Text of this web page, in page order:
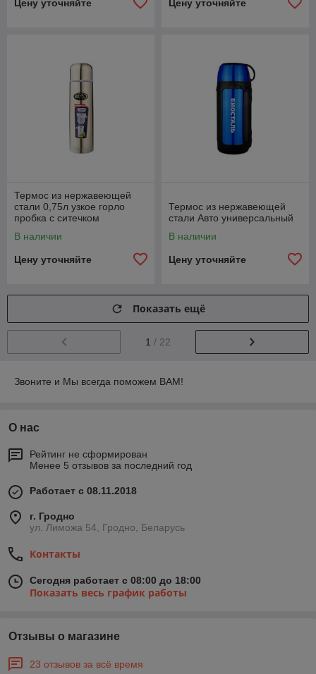
Цену уточняйте Цену уточняйте
Термос из нержавеющей
стали 0,75л узкое горло
пробка с ситечком
В наличии
Цену уточняйте
Термос из нержавеющей
стали Авто универсальный
В наличии
Цену уточняйте
Показать ещё
1 / 22
Звоните и Мы всегда поможем ВАМ!
О нас
Рейтинг не сформирован
Менее 5 отзывов за последний год
Работает с 08.11.2018
г. Гродно
ул. Лиможа 54, Гродно, Беларусь
Контакты
Сегодня работает с 08:00 до 18:00
Показать весь график работы
Отзывы о магазине
23 отзывов за всё время